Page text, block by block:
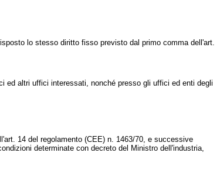
lo stesso diritto fisso previsto dal primo comma dell'art.
altri uffici interessati, nonché presso gli uffici ed enti degli
14 del regolamento (CEE) n. 1463/70, e successive
determinate con decreto del Ministro dell'industria,